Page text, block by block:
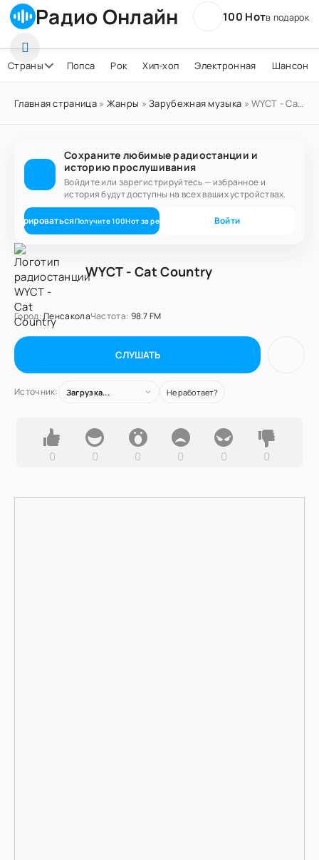
Радио Онлайн 100 Нотв подарок
Страны Попса Рок Хип-хоп Электронная Шансон
Главная страница» Жанры »Зарубежная музыка » WYCT - Cat Country
Сохраните любимые радиостанции и
историю прослушивания
Войдите или зарегистрируйтесь — избранное и
история будут доступны на всех ваших устройствах.
Получите100Нот за регистрацию Войти
WYCT - Cat Country
Город:ПенсаколаЧастота: 98.7 FM
СЛУШАТЬ
Источник: Загрузка... Не работает?
0 0 0 0 0 0